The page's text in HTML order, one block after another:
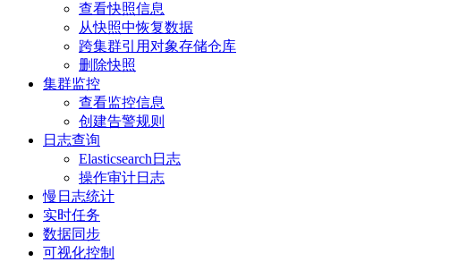
查看快照信息
从快照中恢复数据
跨集群引用对象存储仓库
删除快照
集群监控
查看监控信息
创建告警规则
日志查询
Elasticsearch日志
操作审计日志
慢日志统计
实时任务
数据同步
可视化控制